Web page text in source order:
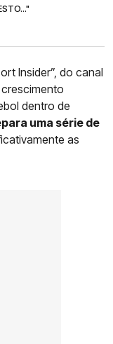
Insider”, do canal
dentro de
uma série de
as